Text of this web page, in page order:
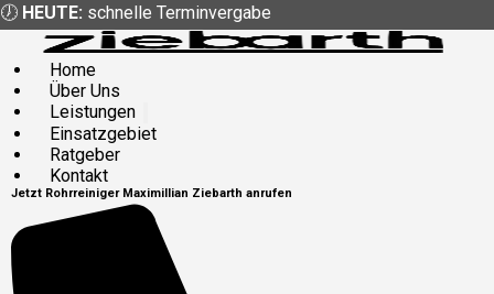
🕖 HEUTE: schnelle Terminvergabe
Home
Über Uns
Leistungen
Einsatzgebiet
Ratgeber
Kontakt
Jetzt Rohrreiniger Maximillian Ziebarth anrufen